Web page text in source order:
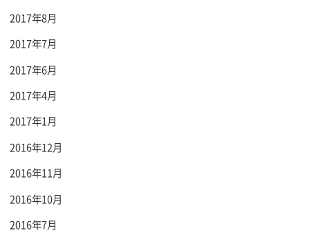
2017年8月
2017年7月
2017年6月
2017年4月
2017年1月
2016年12月
2016年11月
2016年10月
2016年7月